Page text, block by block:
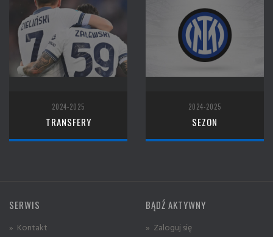
2024-2025
TRANSFERY
2024-2025
SEZON
SERWIS
» Kontakt
BĄDŹ AKTYWNY
» Zaloguj się